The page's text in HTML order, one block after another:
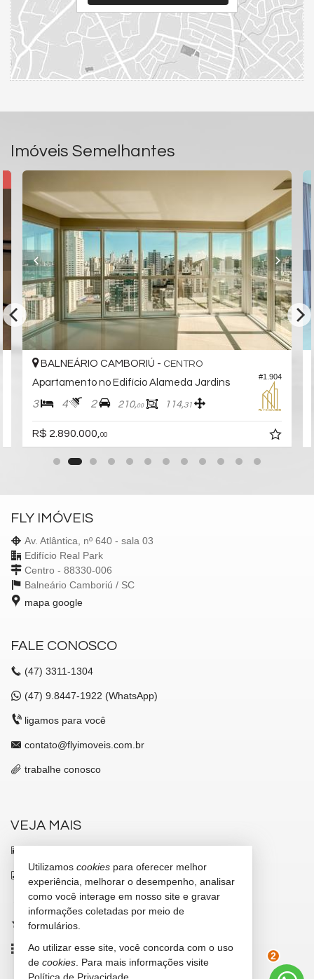
Imóveis Semelhantes
#1.904
BALNEÁRIO CAMBORIÚ - CENTRO
Apartamento no Edifício Alameda Jardins
3 4 2 210,00 114,31
R$ 2.890.000,00
FLY IMÓVEIS
Av. Atlântica, nº 640 - sala 03
Edifício Real Park
Centro - 88330-006
Balneário Camboriú / SC
mapa google
FALE CONOSCO
(47) 3311-1304
(47) 9.8447-1922 (WhatsApp)
ligamos para você
contato@flyimoveis.com.br
trabalhe conosco
VEJA MAIS
indicadores financeiros
cadastre seu imóvel
imóveis favoritos
mapa de imóveis
2
Utilizamos cookies para oferecer melhor
experiência, melhorar o desempenho, analisar
como você interage em nosso site e gravar
informações coletadas por meio de
formulários.
Ao utilizar esse site, você concorda com o uso
de cookies . Para mais informações visite